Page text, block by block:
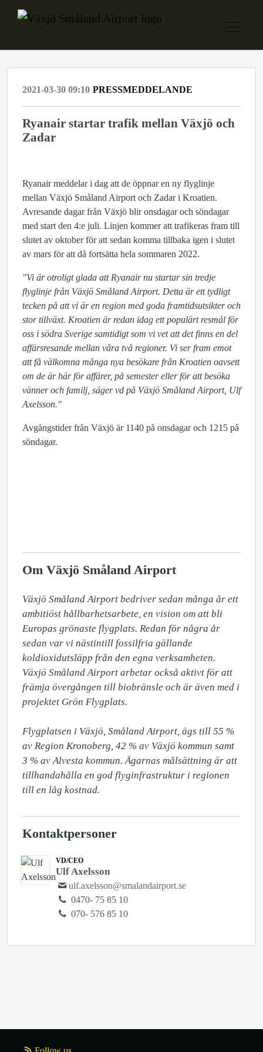
2021-03-30 09:10 PRESSMEDDELANDE
Ryanair startar trafik mellan Växjö och
Zadar
Ryanair meddelar i dag att de öppnar en ny flyglinje
mellan Växjö Småland Airport och Zadar i Kroatien.
Avresande dagar från Växjö blir onsdagar och söndagar
med start den 4:e juli. Linjen kommer att trafikeras fram till
slutet av oktober för att sedan komma tillbaka igen i slutet
av mars för att då fortsätta hela sommaren 2022.
"Vi är otroligt glada att Ryanair nu startar sin tredje
flyglinje från Växjö Småland Airport. Detta är ett tydligt
tecken på att vi är en region med goda framtidsutsikter och
stor tillväxt. Kroatien är redan idag ett populärt resmål för
oss i södra Sverige samtidigt som vi vet att det finns en del
affärsresande mellan våra två regioner. Vi ser fram emot
att få välkomna många nya besökare från Kroatien oavsett
om de är här för affärer, på semester eller för att besöka
vänner och familj, säger vd på Växjö Småland Airport, Ulf
Axelsson."
Avgångstider från Växjö är 1140 på onsdagar och 1215 på
söndagar.
Om Växjö Småland Airport
Växjö Småland Airport bedriver sedan många år ett
ambitiöst hållbarhetsarbete, en vision om att bli
Europas grönaste flygplats. Redan för några år
sedan var vi nästintill fossilfria gällande
koldioxidutsläpp från den egna verksamheten.
Växjö Småland Airport arbetar också aktivt för att
främja övergången till biobränsle och är även med i
projektet Grön Flygplats.
Flygplatsen i Växjö, Småland Airport, ägs till 55 %
av Region Kronoberg, 42 % av Växjö kommun samt
3 % av Alvesta kommun. Ägarnas målsättning är att
tillhandahålla en god flyginfrastruktur i regionen
till en låg kostnad.
Kontaktpersoner
VD/CEO
Ulf Axelsson
ulf.axelsson@smalandairport.se
0470- 75 85 10
070- 576 85 10